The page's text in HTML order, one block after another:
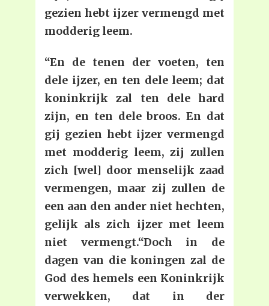
gezien hebt ijzer vermengd met
modderig leem.
“En de tenen der voeten, ten
dele ijzer, en ten dele leem; dat
koninkrijk zal ten dele hard
zijn, en ten dele broos. En dat
gij gezien hebt ijzer vermengd
met modderig leem, zij zullen
zich [wel] door menselijk zaad
vermengen, maar zij zullen de
een aan den ander niet hechten,
gelijk als zich ijzer met leem
niet vermengt.“Doch in de
dagen van die koningen zal de
God des hemels een Koninkrijk
verwekken, dat in der